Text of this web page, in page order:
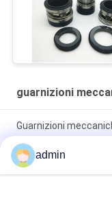
guarnizioni
Guarnizioni
H7N di Wave con il
Velocità della
admin